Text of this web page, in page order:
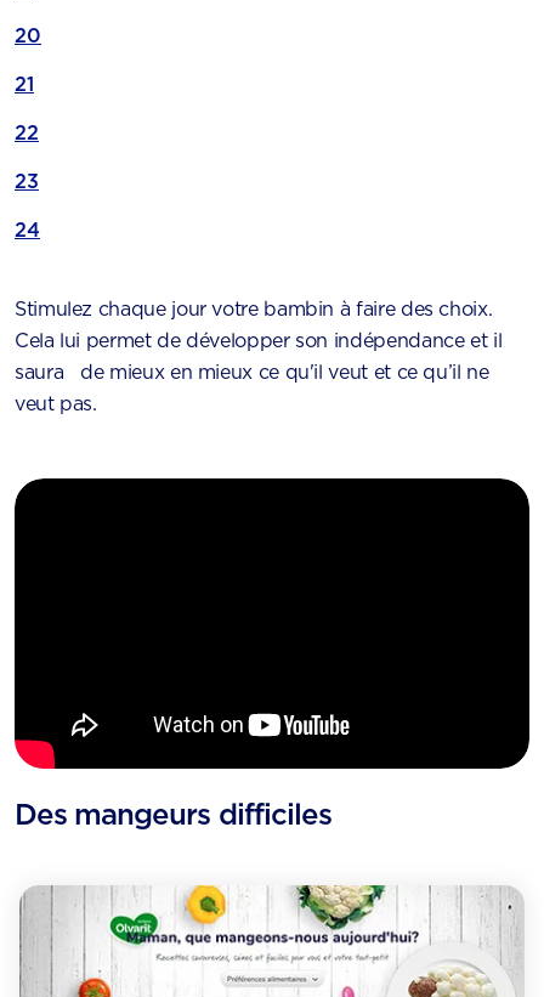
20
21
22
23
24
Stimulez chaque jour votre bambin à faire des choix.
Cela lui permet de développer son indépendance et il
saura de mieux en mieux ce qu'il veut et ce qu’il ne
veut pas.​​​​​​
Des mangeurs difficiles